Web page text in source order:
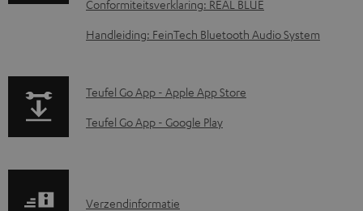
l
o
d
o
Conformiteitsverklaring: REAL BLUE
Handleiding: FeinTech Bluetooth Audio System
p
a
Teufel Go App - Apple App Store
Teufel Go App - Google Play
V
Verzendinformatie